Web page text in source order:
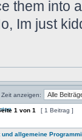
them into
Im just
anzeigen:
1 von 1 [ 1 Beitrag ]
allgemeine